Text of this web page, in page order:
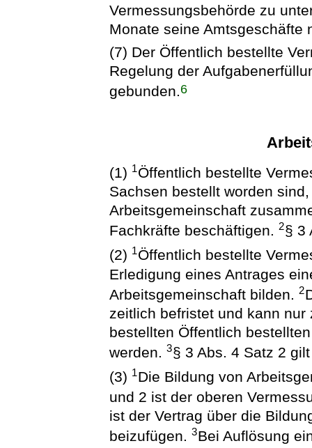
Vermessungsbehörde zu
Monate seine Amtsgeschäfte
(7) Der Öffentlich bestellte
Regelung der
gebunden.6
(1) 1Öffentlich bestellte
Sachsen bestellt worden
Arbeitsgemeinschaft
Fachkräfte beschäftigen.2§ 3
(2) 1Öffentlich bestellte
Erledigung eines Antrages
Arbeitsgemeinschaft bilden.2
zeitlich befristet und kann
bestellten Öffentlich
werden.3§ 3 Abs. 4 Satz 2
(3) 1Die Bildung von
und 2 ist der oberen
ist der Vertrag über die
beizufügen.3Bei Auflösung